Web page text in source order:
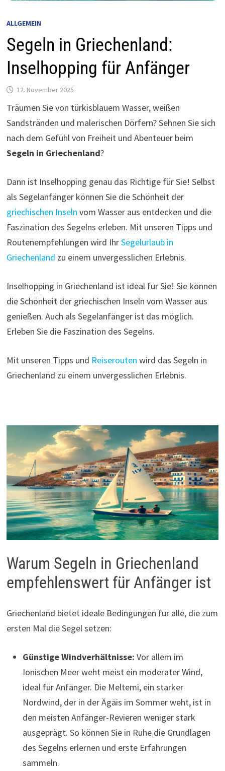
ALLGEMEIN
Segeln in Griechenland:
Inselhopping für Anfänger
12. November 2025
Träumen Sie von türkisblauem Wasser, weißen
Sandstränden und malerischen Dörfern? Sehnen Sie sich
nach dem Gefühl von Freiheit und Abenteuer beim
Segeln in Griechenland?
Dann ist Inselhopping genau das Richtige für Sie! Selbst
als Segelanfänger können Sie die Schönheit der
griechischen Inseln vom Wasser aus entdecken und die
Faszination des Segelns erleben. Mit unseren Tipps und
Routenempfehlungen wird IhrSegelurlaub in
Griechenland zu einem unvergesslichen Erlebnis.
Inselhopping in Griechenland ist ideal für Sie! Sie können
die Schönheit der griechischen Inseln vom Wasser aus
genießen. Auch als Segelanfänger ist das möglich.
Erleben Sie die Faszination des Segelns.
Mit unseren Tipps und Reiserouten wird das Segeln in
Griechenland zu einem unvergesslichen Erlebnis.
Warum Segeln in Griechenland
empfehlenswert für Anfänger ist
Griechenland bietet ideale Bedingungen für alle, die zum
ersten Mal die Segel setzen:
Günstige Windverhältnisse: Vor allem im
Ionischen Meer weht meist ein moderater Wind,
ideal für Anfänger. Die Meltemi, ein starker
Nordwind, der in der Ägäis im Sommer weht, ist in
den meisten Anfänger-Revieren weniger stark
ausgeprägt. So können Sie in Ruhe die Grundlagen
des Segelns erlernen und erste Erfahrungen
sammeln.